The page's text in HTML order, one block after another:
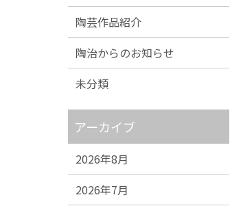
陶芸作品紹介
陶治からのお知らせ
未分類
アーカイブ
2026年8月
2026年7月